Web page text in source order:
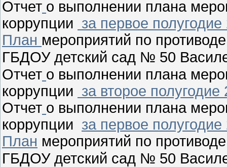
Отчет о выполнении плана
коррупции за первое полугодие
План мероприятий по
ГБДОУ детский сад № 50
Отчет о выполнении плана
коррупции за второе полугодие
Отчет о выполнении плана
коррупции за первое полугодие
План мероприятий по
ГБДОУ детский сад № 50